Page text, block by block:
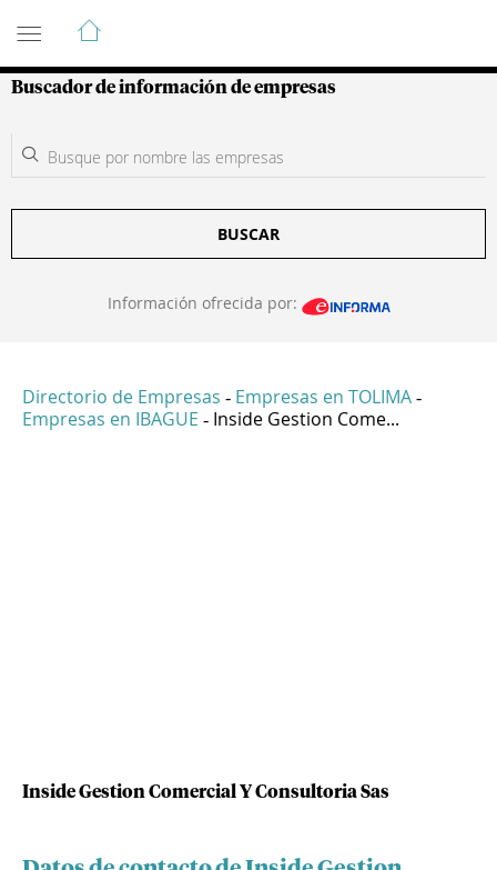
Guía de Empresas Colombianas
Buscador de información de empresas
BUSCAR
Información ofrecida por:
Directorio de Empresas - Empresas en TOLIMA -
Empresas en IBAGUE - Inside Gestion Come...
Inside Gestion Comercial Y Consultoria Sas